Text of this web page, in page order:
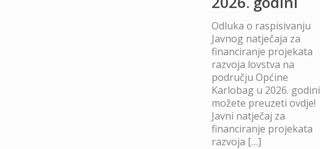
Odluka o raspisivanju
Javnog natječaja za
financiranje projekata
razvoja lovstva na
području Općine
Karlobag u 2026. godini
možete preuzeti ovdje!
Javni natječaj za
financiranje projekata
razvoja […]